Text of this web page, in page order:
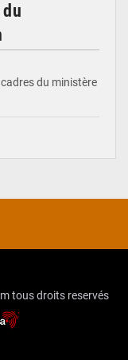
du ministère
tous droits reservés